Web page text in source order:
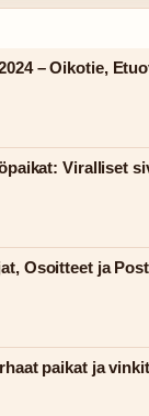
– Oikotie,
Viralliset
Osoitteet ja
paikat ja vinkit